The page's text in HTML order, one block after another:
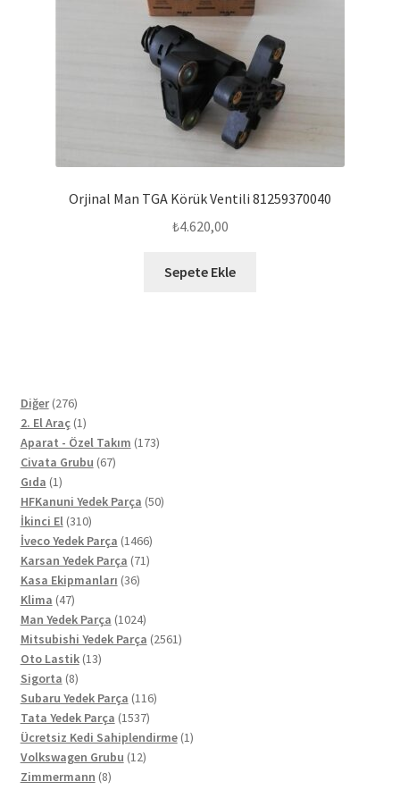
Orjinal Man TGA Körük Ventili 81259370040
₺4.620,00
Sepete Ekle
Diğer 276276
ürün
2. El Araç 11
ürün
Aparat - Özel Takım 173173
Civata Grubu 6767
Gıda 11
ürün
HFKanuni Yedek Parça 5050
İkinci El 310310
ürün
İveco Yedek Parça 14661466
ürün
Karsan Yedek Parça 7171
Kasa Ekipmanları 3636
Klima 4747
ürün
Man Yedek Parça 10241024
ürün
Mitsubishi Yedek Parça 25612561
Oto Lastik 1313
Sigorta 88
ürün
Subaru Yedek Parça 116116
Tata Yedek Parça 15371537
ürün
Ücretsiz Kedi Sahiplendirme 11
Volkswagen Grubu 1212
Zimmermann 88